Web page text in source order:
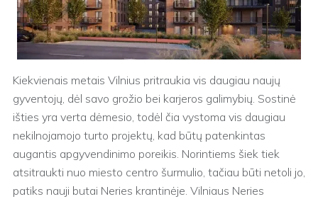
Kiekvienais metais Vilnius pritraukia vis daugiau naujų
gyventojų, dėl savo grožio bei karjeros galimybių. Sostinė
išties yra verta dėmesio, todėl čia vystoma vis daugiau
nekilnojamojo turto projektų, kad būtų patenkintas
augantis apgyvendinimo poreikis. Norintiems šiek tiek
atsitraukti nuo miesto centro šurmulio, tačiau būti netoli jo,
patiks nauji butai Neries krantinėje. Vilniaus Neries